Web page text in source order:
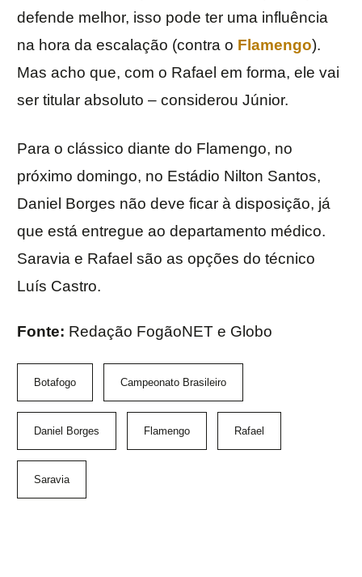
defende melhor, isso pode ter uma influência
na hora da escalação (contra o Flamengo).
Mas acho que, com o Rafael em forma, ele vai
ser titular absoluto – considerou Júnior.
Para o clássico diante do Flamengo, no
próximo domingo, no Estádio Nilton Santos,
Daniel Borges não deve ficar à disposição, já
que está entregue ao departamento médico.
Saravia e Rafael são as opções do técnico
Luís Castro.
Fonte: Redação FogãoNET e Globo
Botafogo Campeonato Brasileiro
Daniel Borges Flamengo Rafael
Saravia